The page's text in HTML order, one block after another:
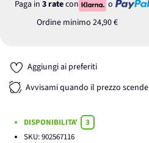
Paga in 3 ratecon
o
Ordine minimo 24,90 €
Aggiungi ai preferiti
Avvisami quando il prezzo scende
DISPONIBILITA'
3
SKU:902567116